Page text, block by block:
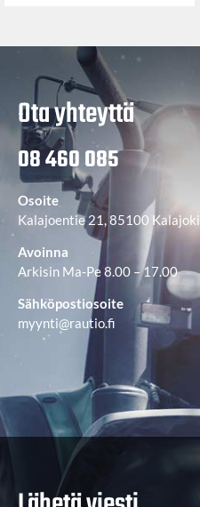
Ota yhteyttä
08 460 085
Osoite
Kalajoentie 21, 85100 Kalajoki
Avoinna
Arkisin Ma-Pe 8.00 – 17.00
Sähköpostiosoite
myynti@rautio.fi